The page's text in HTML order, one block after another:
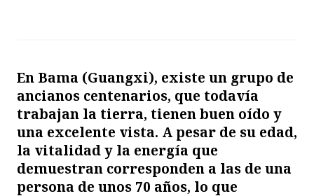
En Bama (Guangxi), existe un grupo de
ancianos centenarios, que todavía
trabajan la tierra, tienen buen oído y
una excelente vista. A pesar de su edad,
la vitalidad y la energía que
demuestran corresponden a las de una
persona de unos 70 años, lo que